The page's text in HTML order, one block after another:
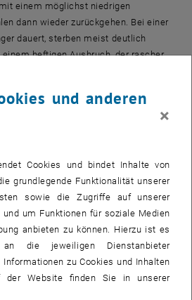
einem möglichst niedrigen
dann wieder zurückgehen. Bei einer
dauert, sterben meist deutlich
heftigen Ausbruch, der rascher
auf Hygiene zu achten und auf
mit sehr einfachen Rechenmodellen
Peaks
auf 58 % ab, würde man sie um
Peak
auf unter 30 %“, berichtet Martin
hat.
gleich Kontakt: Das Computermodell
Menschen unterschiedliche
Wenn man etwa
Einsatzkräfte besonders gut schützt,
aktuellen Simulationsergebnisse
und anderen
×
Cookies und bindet Inhalte von
grundlegende Funktionalität unserer
sowie die Zugriffe auf unserer
um Funktionen für soziale Medien
anbieten zu können. Hierzu ist es
die jeweiligen Dienstanbieter
zu Cookies und Inhalten
der Website finden Sie in unserer